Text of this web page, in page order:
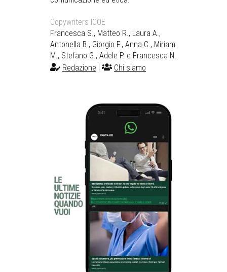
Copywriters ICOE
Francesca S., Matteo R., Laura A.,
Antonella B., Giorgio F., Anna C., Miriam
M., Stefano G., Adele P. e Francesca N.
Redazione
Chi siamo